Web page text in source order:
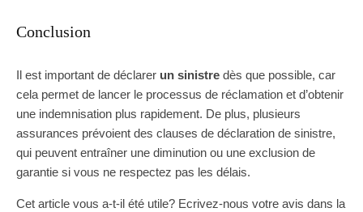
Conclusion
Il est important de déclarer un sinistre dès que possible, car
cela permet de lancer le processus de réclamation et d’obtenir
une indemnisation plus rapidement. De plus, plusieurs
assurances prévoient des clauses de déclaration de sinistre,
qui peuvent entraîner une diminution ou une exclusion de
garantie si vous ne respectez pas les délais.
Cet article vous a-t-il été utile? Ecrivez-nous votre avis dans la